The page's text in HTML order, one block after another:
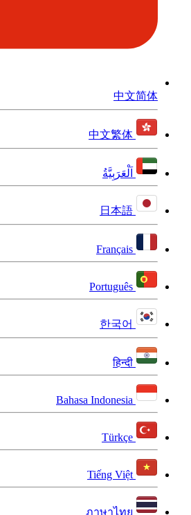
中文简体
中文繁体
اَلْعَرَبِيَّةُ
日本語
Français
Português
한국어
हिन्दी
Bahasa Indonesia
Türkçe
Tiếng Việt
ภาษาไทย